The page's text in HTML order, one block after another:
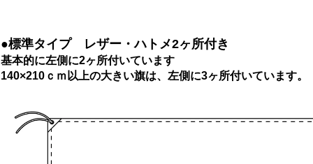
●標準タイプ レザー・ハトメ2ヶ所付き
基本的に左側に2ヶ所付いています
140×210ｃｍ以上の大きい旗は、左側に3ヶ所付いています。